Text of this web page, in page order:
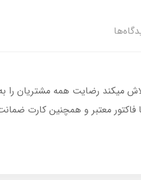
میکند رضایت همه مشتریان
معتبر و همچنین کارت